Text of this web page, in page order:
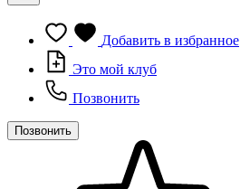
Добавить в избранное
Это мой клуб
Позвонить
Позвонить